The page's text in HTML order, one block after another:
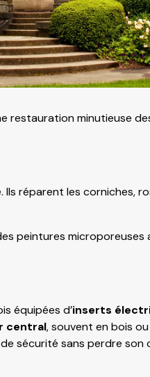
restauration minutieuse
Ils réparent les corniches,
peintures
équipées d’inserts
central, souvent en bois
sécurité sans perdre son